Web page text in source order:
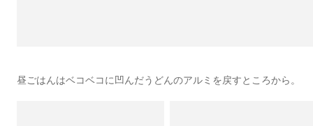
昼ごはんはベコベコに凹んだうどんのアルミを戻すところから。